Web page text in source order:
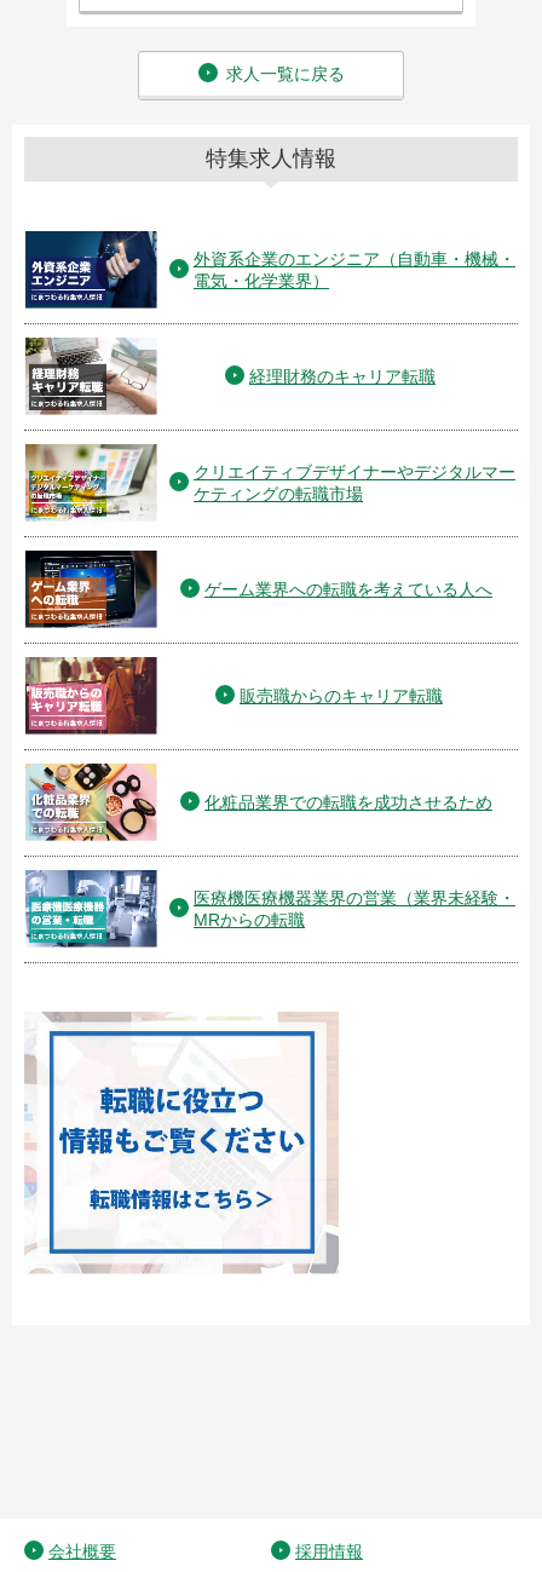
求人一覧に戻る
特集求人情報
外資系企業のエンジニア（自動車・機械・
電気・化学業界）
経理財務のキャリア転職
クリエイティブデザイナーやデジタルマー
ケティングの転職市場
ゲーム業界への転職を考えている人へ
販売職からのキャリア転職
化粧品業界での転職を成功させるため
医療機医療機器業界の営業（業界未経験・
MRからの転職
会社概要 採用情報